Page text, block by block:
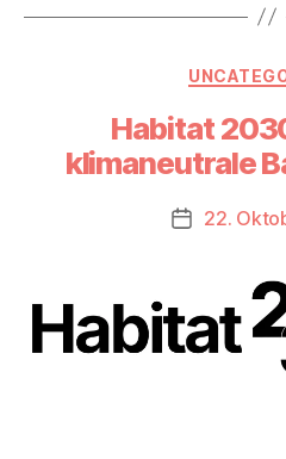
Habitat
klimaneutrale
22.